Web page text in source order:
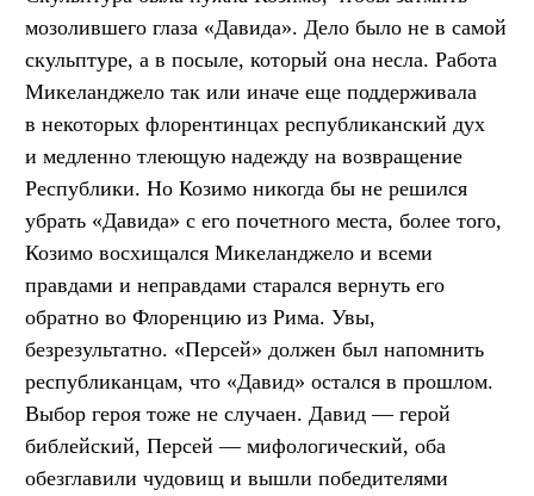
мозолившего глаза «Давида». Дело было не в самой
скульптуре, а в посыле, который она несла. Работа
Микеланджело так или иначе еще поддерживала
в некоторых флорентинцах республиканский дух
и медленно тлеющую надежду на возвращение
Республики. Но Козимо никогда бы не решился
убрать «Давида» с его почетного места, более того,
Козимо восхищался Микеланджело и всеми
правдами и неправдами старался вернуть его
обратно во Флоренцию из Рима. Увы,
безрезультатно. «Персей» должен был напомнить
республиканцам, что «Давид» остался в прошлом.
Выбор героя тоже не случаен. Давид — герой
библейский, Персей — мифологический, оба
обезглавили чудовищ и вышли победителями